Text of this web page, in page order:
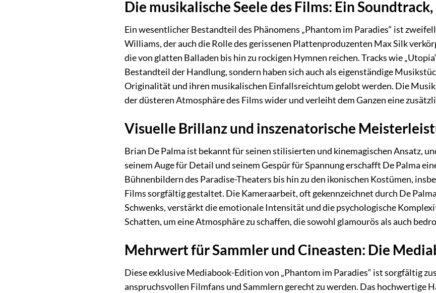
Die musikalische Seele des Films: Ein
Ein wesentlicher Bestandteil des Phänomens „Phantom im Paradies“ ist
Williams, der auch die Rolle des gerissenen Plattenproduzenten Max Silk
die von glatten Balladen bis hin zu rockigen Hymnen reichen. Tracks wie
Bestandteil der Handlung, sondern haben sich auch als eigenständige
Originalität und ihren musikalischen Einfallsreichtum gelobt werden. Die
der düsteren Atmosphäre des Films wider und verleiht dem Ganzen eine
Visuelle Brillanz und inszenatorische
Brian De Palma ist bekannt für seinen stilisierten und kinemagischen Ansatz,
seinem Auge für Detail und seinem Gespür für Spannung erschafft De Palma
Bühnenbildern des Paradise-Theaters bis hin zu den ikonischen Kostümen,
Films sorgfältig gestaltet. Die Kameraarbeit, oft gekennzeichnet durch De
Schwenks, verstärkt die emotionale Intensität und die psychologische
Schatten, um eine Atmosphäre zu schaffen, die sowohl glamourös als auch
Mehrwert für Sammler und Cineasten: Die
Diese exklusive Mediabook-Edition von „Phantom im Paradies“ ist sorgfältig
anspruchsvollen Filmfans und Sammlern gerecht zu werden. Das